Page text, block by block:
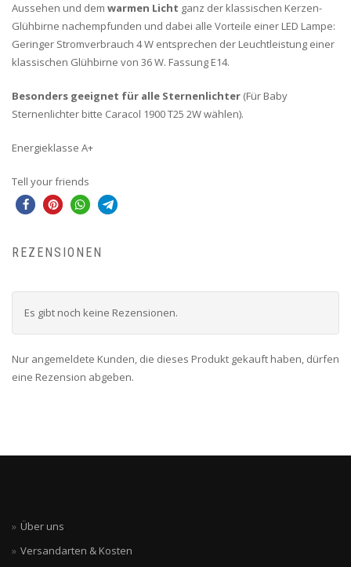
Aussehen und dem warmen Licht ganz der klassischen Kerzen-
Glühbirne nachempfunden und dabei alle Vorteile einer LED Lampe:
Geringer Stromverbrauch 4 W entsprechen der Leuchtleistung einer
klassischen Glühbirne von 36 W. Fassung E14.
Besonders geeignet für alle Sternenlichter (Für Baby
Sternenlichter bitte Caracol 1900 T25 2W wählen).
Energieklasse A+
Tell your friends
REZENSIONEN
Es gibt noch keine Rezensionen.
Nur angemeldete Kunden, die dieses Produkt gekauft haben, dürfen
eine Rezension abgeben.
Über uns
Versandarten & Kosten